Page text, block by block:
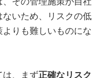
いため、リスクの低
りも難しいものにな
は、まず正確なリスク